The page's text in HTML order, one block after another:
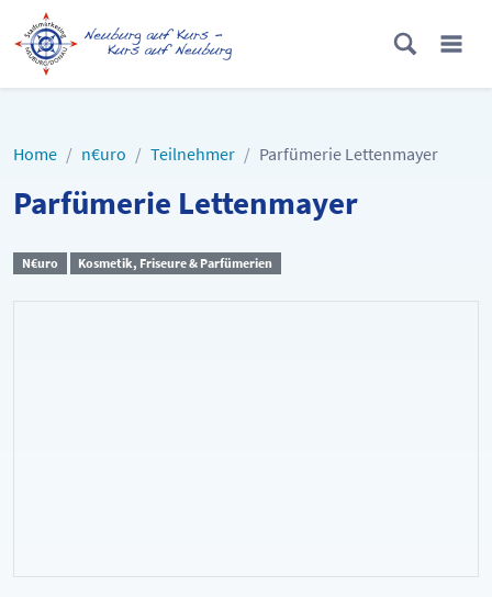
Home n€uro Teilnehmer Parfümerie Lettenmayer
Parfümerie Lettenmayer
N€uro Kosmetik, Friseure & Parfümerien